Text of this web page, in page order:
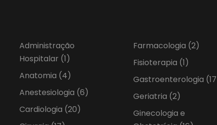
Administração
Hospitalar (1)
Anatomia (4)
Anestesiologia (6)
Cardiologia (20)
Farmacologia (2)
Fisioterapia (1)
Gastroenterologia
Geriatria (2)
Ginecologia e